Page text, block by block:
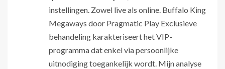
instellingen. Zowel live als online. Buffalo King
Megaways door Pragmatic Play Exclusieve
behandeling karakteriseert het VIP-
programma dat enkel via persoonlijke
uitnodiging toegankelijk wordt. Mijn analyse